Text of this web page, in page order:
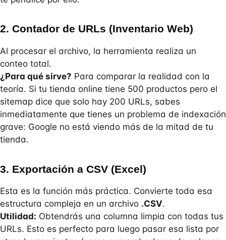
2. Contador de URLs (Inventario Web)
Al procesar el archivo, la herramienta realiza un
conteo total.
¿Para qué sirve? Para comparar la realidad con la
teoría. Si tu tienda online tiene 500 productos pero el
sitemap dice que solo hay 200 URLs, sabes
inmediatamente que tienes un problema de indexación
grave: Google no está viendo más de la mitad de tu
tienda.
3. Exportación a CSV (Excel)
Esta es la función más práctica. Convierte toda esa
estructura compleja en un archivo .CSV.
Utilidad: Obtendrás una columna limpia con todas tus
URLs. Esto es perfecto para luego pasar esa lista por